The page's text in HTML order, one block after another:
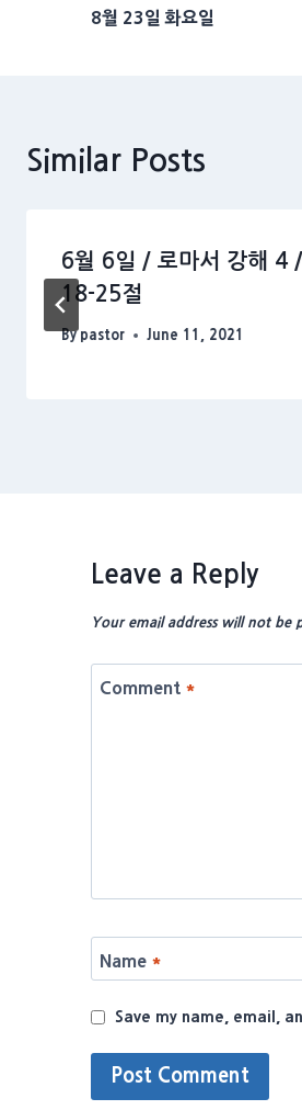
navigation
8월 23일 화요일
Similar Posts
6월 6일 / 로마서 강해 4
18-25절
By pastor June 11, 2021
Leave a Reply
Your email address will not be
Comment *
Name *
Save my name, email,